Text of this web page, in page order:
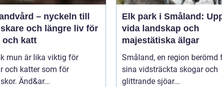
– nyckeln till
och längre liv för
och katt
mun är lika viktig för
och katter som för
Änd&ar...
Elk park i Småland:
vida landskap och
majestätiska älgar
Småland, en region berömd
sina vidsträckta skogar och
glittrande sjöar...